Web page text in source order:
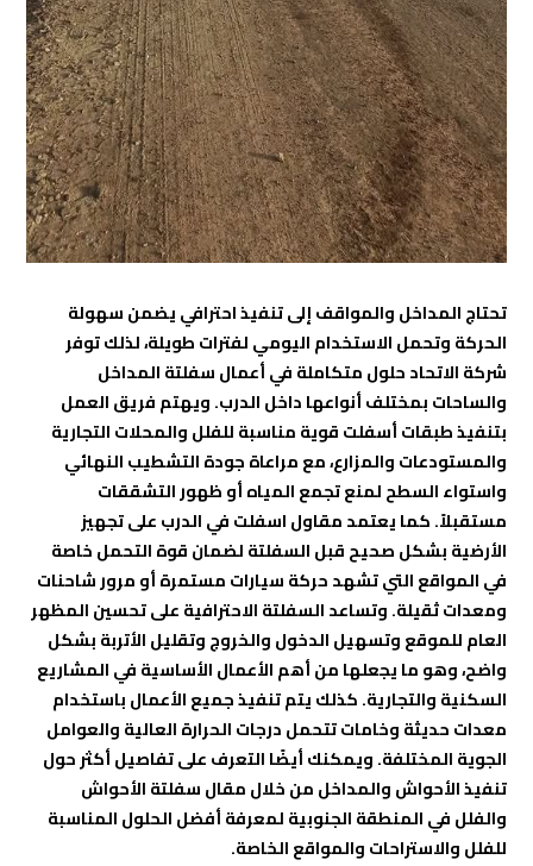
تحتاج المداخل والمواقف إلى تنفيذ احترافي يضمن سهولة
الحركة وتحمل الاستخدام اليومي لفترات طويلة، لذلك توفر
شركة الاتحاد حلول متكاملة في أعمال سفلتة المداخل
والساحات بمختلف أنواعها داخل الدرب. ويهتم فريق العمل
بتنفيذ طبقات أسفلت قوية مناسبة للفلل والمحلات التجارية
والمستودعات والمزارع، مع مراعاة جودة التشطيب النهائي
واستواء السطح لمنع تجمع المياه أو ظهور التشققات
مستقبلاً. كما يعتمد مقاول اسفلت في الدرب على تجهيز
الأرضية بشكل صحيح قبل السفلتة لضمان قوة التحمل خاصة
في المواقع التي تشهد حركة سيارات مستمرة أو مرور شاحنات
ومعدات ثقيلة. وتساعد السفلتة الاحترافية على تحسين المظهر
العام للموقع وتسهيل الدخول والخروج وتقليل الأتربة بشكل
واضح، وهو ما يجعلها من أهم الأعمال الأساسية في المشاريع
السكنية والتجارية. كذلك يتم تنفيذ جميع الأعمال باستخدام
معدات حديثة وخامات تتحمل درجات الحرارة العالية والعوامل
الجوية المختلفة. ويمكنك أيضًا التعرف على تفاصيل أكثر حول
تنفيذ الأحواش والمداخل من خلال مقال سفلتة الأحواش
والفلل في المنطقة الجنوبية لمعرفة أفضل الحلول المناسبة
للفلل والاستراحات والمواقع الخاصة.